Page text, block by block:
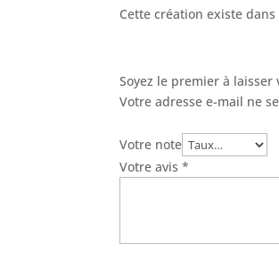
Cette création existe
Soyez le premier à laisser
Votre adresse e-mail ne
Votre note
Votre avis*